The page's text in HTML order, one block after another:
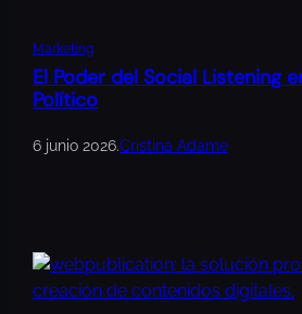
Marketing
El Poder del Social Listening
Político
6 junio 2026.Cristina Adame